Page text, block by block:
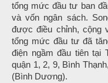
tổng mức đầu tư ban
và vốn ngân sách.
được điều chỉnh, cộng
tổng mức đầu tư đã
điện ngầm đầu tiên tại
quận 1, 2, 9, Bình
(Bình Dương).